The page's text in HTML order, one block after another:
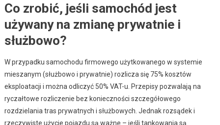
Co zrobić, jeśli samochód jest
używany na zmianę prywatnie i
służbowo?
W przypadku samochodu firmowego użytkowanego w systemie
mieszanym (służbowo i prywatnie) rozlicza się 75% kosztów
eksploatacji i można odliczyć 50% VAT-u. Przepisy pozwalają na
ryczałtowe rozliczenie bez konieczności szczegółowego
rozdzielania tras prywatnych i służbowych. Jednak rozsądek i
rzeczywiste użycie pojazdu są ważne – jeśli tankowania są